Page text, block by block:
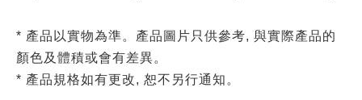
* 產品以實物為準。產品圖片只供參考, 與實際產品的
顏色及體積或會有差異。
* 產品規格如有更改, 恕不另行通知。